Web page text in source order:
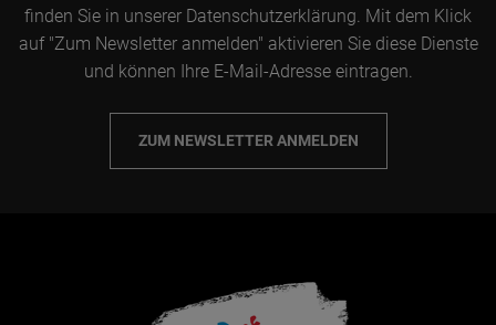
finden Sie in unserer Datenschutzerklärung. Mit dem Klick
auf "Zum Newsletter anmelden" aktivieren Sie diese Dienste
und können Ihre E-Mail-Adresse eintragen.
ZUM NEWSLETTER ANMELDEN